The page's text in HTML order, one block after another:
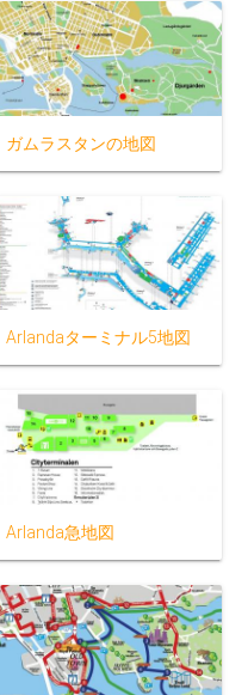
ガムラスタンの地図
Arlandaターミナル5地図
Arlanda急地図